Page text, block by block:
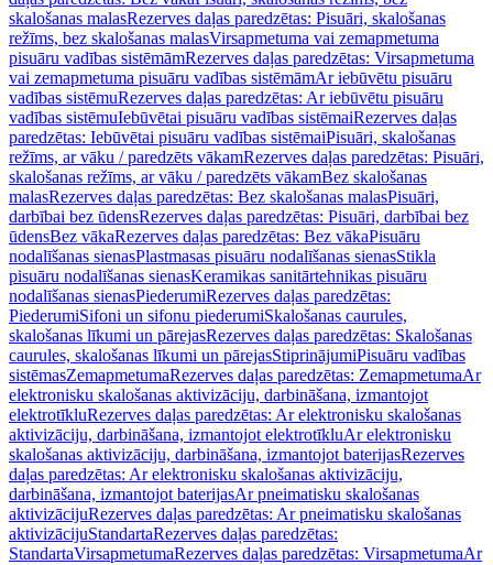
skalošanas malasRezerves daļas paredzētas: Pisuāri, skalošanas
režīms, bez skalošanas malasVirsapmetuma vai zemapmetuma
pisuāru vadības sistēmāmRezerves daļas paredzētas: Virsapmetuma
vai zemapmetuma pisuāru vadības sistēmāmAr iebūvētu pisuāru
vadības sistēmuRezerves daļas paredzētas: Ar iebūvētu pisuāru
vadības sistēmuIebūvētai pisuāru vadības sistēmaiRezerves daļas
paredzētas: Iebūvētai pisuāru vadības sistēmaiPisuāri, skalošanas
režīms, ar vāku / paredzēts vākamRezerves daļas paredzētas: Pisuāri,
skalošanas režīms, ar vāku / paredzēts vākamBez skalošanas
malasRezerves daļas paredzētas: Bez skalošanas malasPisuāri,
darbībai bez ūdensRezerves daļas paredzētas: Pisuāri, darbībai bez
ūdensBez vākaRezerves daļas paredzētas: Bez vākaPisuāru
nodalīšanas sienasPlastmasas pisuāru nodalīšanas sienasStikla
pisuāru nodalīšanas sienasKeramikas sanitārtehnikas pisuāru
nodalīšanas sienasPiederumiRezerves daļas paredzētas:
PiederumiSifoni un sifonu piederumiSkalošanas caurules,
skalošanas līkumi un pārejasRezerves daļas paredzētas: Skalošanas
caurules, skalošanas līkumi un pārejasStiprinājumiPisuāru vadības
sistēmasZemapmetumaRezerves daļas paredzētas: ZemapmetumaAr
elektronisku skalošanas aktivizāciju, darbināšana, izmantojot
elektrotīkluRezerves daļas paredzētas: Ar elektronisku skalošanas
aktivizāciju, darbināšana, izmantojot elektrotīkluAr elektronisku
skalošanas aktivizāciju, darbināšana, izmantojot baterijasRezerves
daļas paredzētas: Ar elektronisku skalošanas aktivizāciju,
darbināšana, izmantojot baterijasAr pneimatisku skalošanas
aktivizācijuRezerves daļas paredzētas: Ar pneimatisku skalošanas
aktivizācijuStandartaRezerves daļas paredzētas:
StandartaVirsapmetumaRezerves daļas paredzētas: VirsapmetumaAr